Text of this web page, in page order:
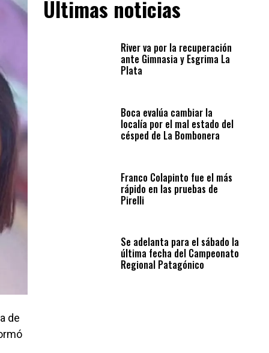
de
Últimas noticias
River va por la recuperación
ante Gimnasia y Esgrima La
Plata
Boca evalúa cambiar la
localía por el mal estado del
césped de La Bombonera
Franco Colapinto fue el más
rápido en las pruebas de
Pirelli
Se adelanta para el sábado la
última fecha del Campeonato
Regional Patagónico